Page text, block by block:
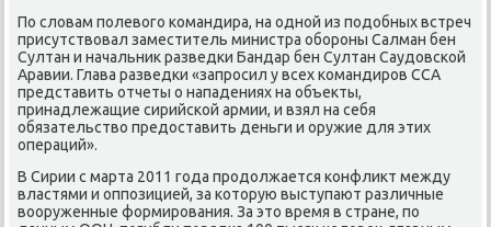
По словам полевого командира, на одной из подобных встреч
присутствовал заместитель министра обороны Салман бен
Султан и начальник разведки Бандар бен Султан Саудовской
Аравии. Глава разведки «запросил у всех командиров ССА
представить отчеты о нападениях на объекты,
принадлежащие сирийской армии, и взял на себя
обязательство предоставить деньги и оружие для этих
операций».
В Сирии с марта 2011 года продолжается конфликт между
властями и оппозицией, за которую выступают различные
вооруженные формирования. За это время в стране, по